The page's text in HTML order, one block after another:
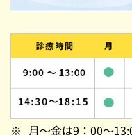
月～金は9：00～